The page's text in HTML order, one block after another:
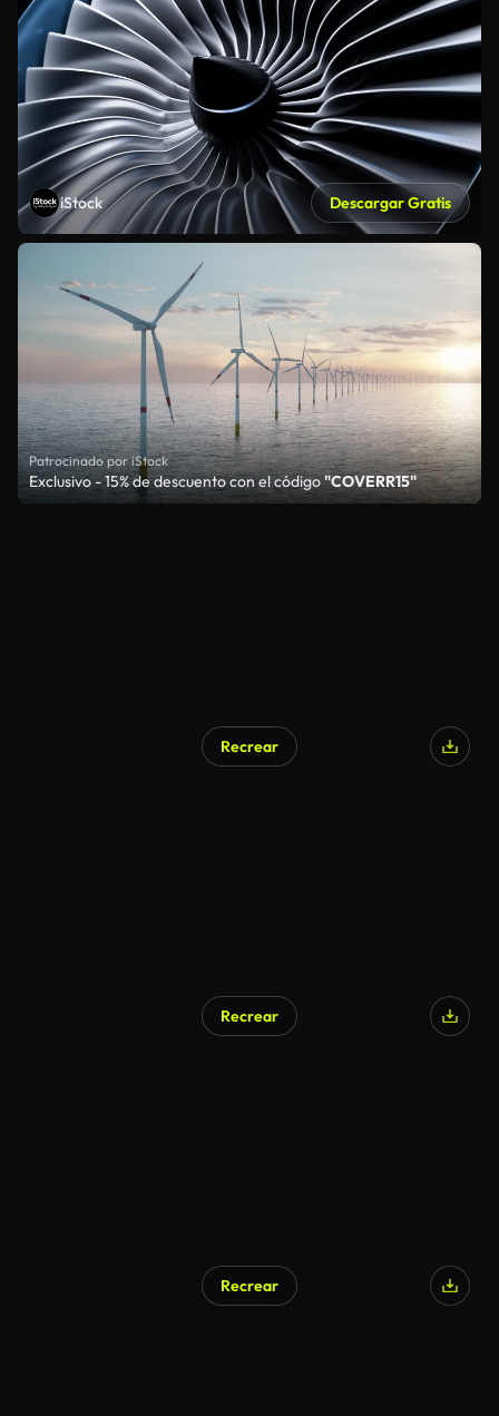
iStock Descargar Gratis
Patrocinado por iStock
Exclusivo - 15% de descuento con el código"COVERR15"
Recrear
Recrear
Recrear